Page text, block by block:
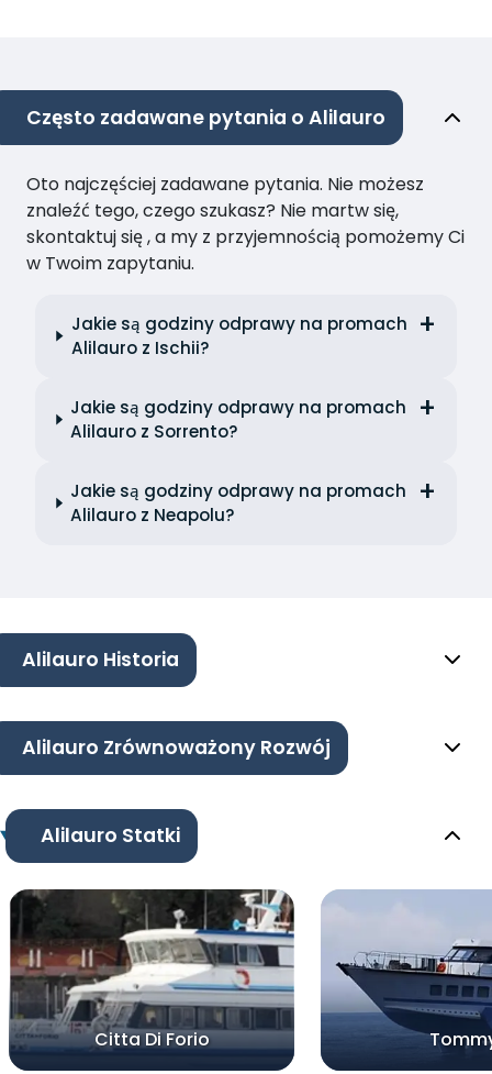
Często zadawane pytania o Alilauro
Oto najczęściej zadawane pytania. Nie możesz
znaleźć tego, czego szukasz? Nie martw się,
skontaktuj się , a my z przyjemnością pomożemy Ci
w Twoim zapytaniu.
Jakie są godziny odprawy na promach
Alilauro z Ischii?
Jakie są godziny odprawy na promach
Alilauro z Sorrento?
Jakie są godziny odprawy na promach
Alilauro z Neapolu?
Alilauro Historia
Alilauro Zrównoważony Rozwój
Alilauro Statki
Citta Di Forio